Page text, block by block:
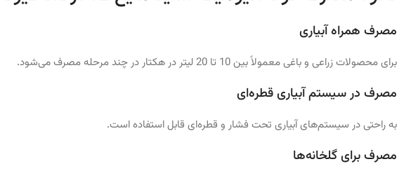
مصرف همراه آبیاری
برای محصولات زراعی و باغی معمولاً بین 10 تا 20 لیتر در هکتار در چند مرحله مصرف می‌شود.
مصرف در سیستم آبیاری قطره‌ای
به راحتی در سیستم‌های آبیاری تحت فشار و قطره‌ای قابل استفاده است.
مصرف برای گلخانه‌ها